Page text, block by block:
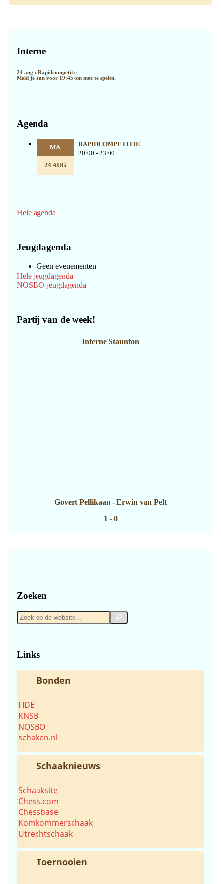
Sidebar
Interne
24 aug : Rapidcompetitie
Meld je aan voor 19:45 om mee te spelen.
Agenda
MA
24 AUG
RAPIDCOMPETITIE
20:00 - 23:00
Hele agenda
Jeugdagenda
Geen evenementen
Hele jeugdagenda
NOSBO-jeugdagenda
Partij van de week!
Interne Staunton
Govert Pellikaan - Erwin van Pelt
1 - 0
Zoeken
Zoek
op
Zoek
Links
Bonden
FIDE
KNSB
NOSBO
schaken.nl
Schaaknieuws
Schaaksite
Chess.com
Chessbase
Komkommerschaak
Utrechtschaak
Toernooien